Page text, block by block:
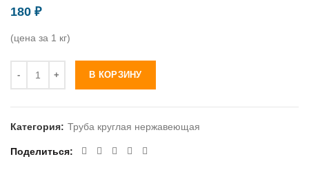
180 ₽
(цена за 1 кг)
В КОРЗИНУ
Категория: Труба круглая нержавеющая
Поделиться